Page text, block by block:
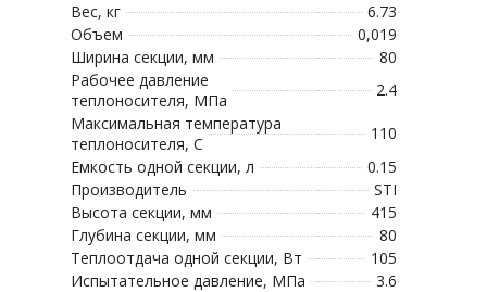
Вес, кг
6.73
Объем
0,019
Ширина секции, мм
80
Рабочее давление
теплоносителя, МПа
2.4
Максимальная температура
теплоносителя, С
110
Емкость одной секции, л
0.15
Производитель
STI
Высота секции, мм
415
Глубина секции, мм
80
Теплоотдача одной секции, Вт
105
Испытательное давление, МПа
3.6